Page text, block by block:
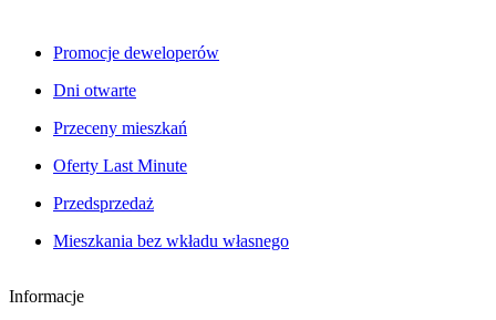
Promocje deweloperów
Dni otwarte
Przeceny mieszkań
Oferty Last Minute
Przedsprzedaż
Mieszkania bez wkładu własnego
Informacje